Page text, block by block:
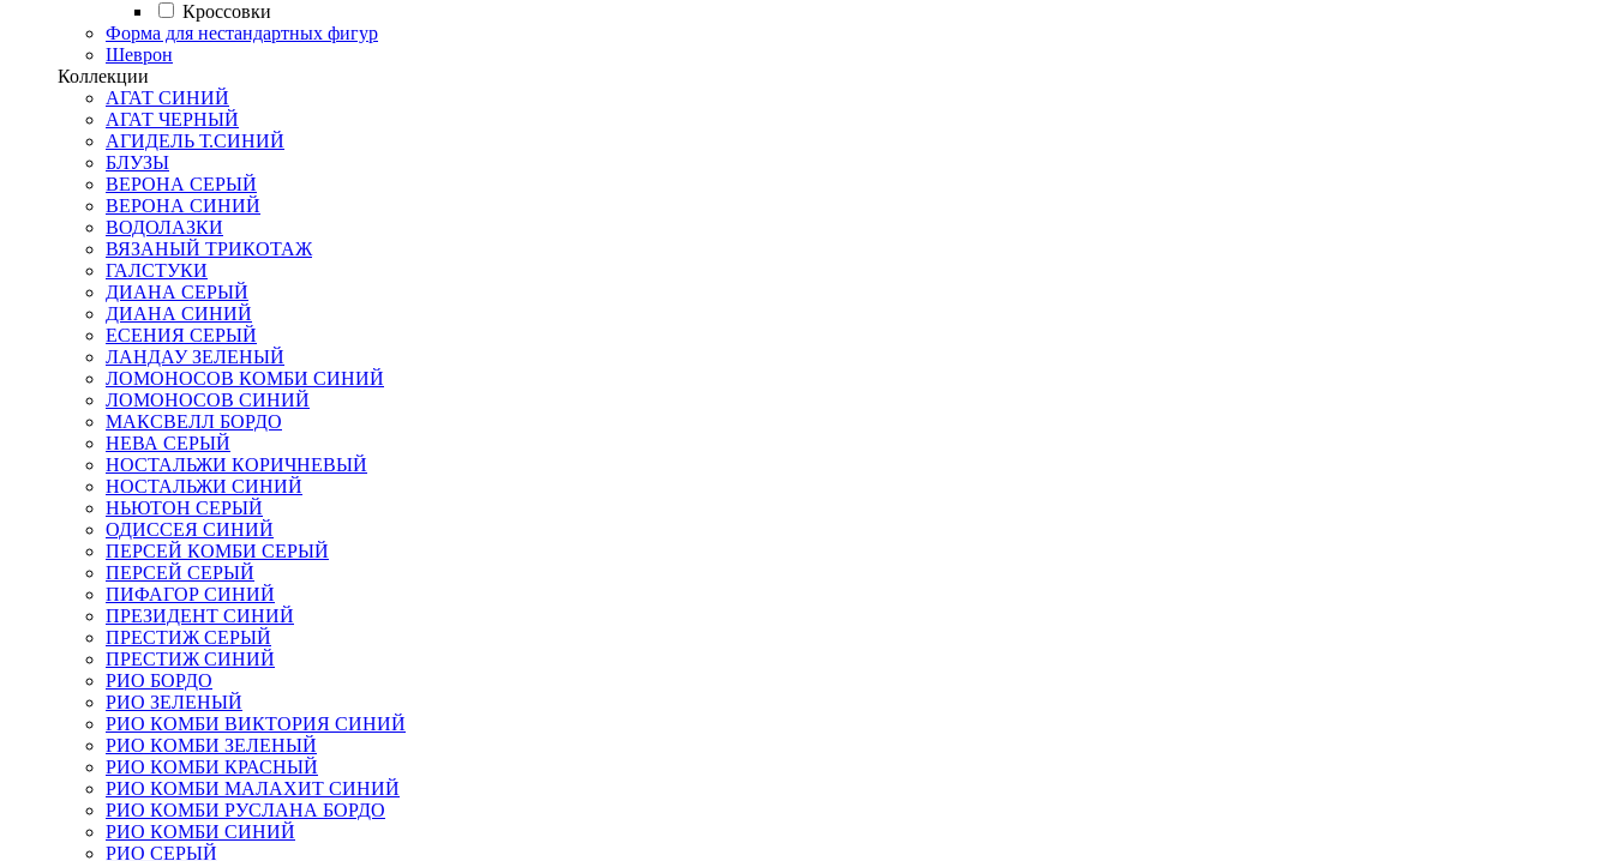
Кроссовки
Форма для нестандартных фигур
Шеврон
Коллекции
АГАТ СИНИЙ
АГАТ ЧЕРНЫЙ
АГИДЕЛЬ Т.СИНИЙ
БЛУЗЫ
ВЕРОНА СЕРЫЙ
ВЕРОНА СИНИЙ
ВОДОЛАЗКИ
ВЯЗАНЫЙ ТРИКОТАЖ
ГАЛСТУКИ
ДИАНА СЕРЫЙ
ДИАНА СИНИЙ
ЕСЕНИЯ СЕРЫЙ
ЛАНДАУ ЗЕЛЕНЫЙ
ЛОМОНОСОВ КОМБИ СИНИЙ
ЛОМОНОСОВ СИНИЙ
МАКСВЕЛЛ БОРДО
НЕВА СЕРЫЙ
НОСТАЛЬЖИ КОРИЧНЕВЫЙ
НОСТАЛЬЖИ СИНИЙ
НЬЮТОН СЕРЫЙ
ОДИССЕЯ СИНИЙ
ПЕРСЕЙ КОМБИ СЕРЫЙ
ПЕРСЕЙ СЕРЫЙ
ПИФАГОР СИНИЙ
ПРЕЗИДЕНТ СИНИЙ
ПРЕСТИЖ СЕРЫЙ
ПРЕСТИЖ СИНИЙ
РИО БОРДО
РИО ЗЕЛЕНЫЙ
РИО КОМБИ ВИКТОРИЯ СИНИЙ
РИО КОМБИ ЗЕЛЕНЫЙ
РИО КОМБИ КРАСНЫЙ
РИО КОМБИ МАЛАХИТ СИНИЙ
РИО КОМБИ РУСЛАНА БОРДО
РИО КОМБИ СИНИЙ
РИО СЕРЫЙ